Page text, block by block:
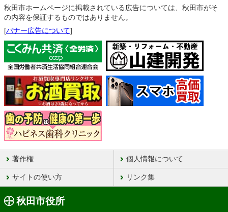
秋田市ホームページに掲載されている広告については、秋田市がそ
の内容を保証するものではありません。
[バナー広告について]
著作権 個人情報について
サイトの使い方 リンク集
秋田市役所